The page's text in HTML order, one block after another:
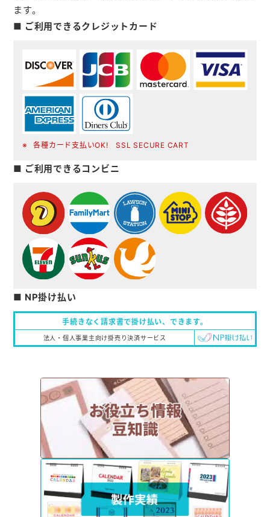
ます。
■ ご利用できるクレジットカード
各種カード支払いOK! SSL SECURE CART
■ ご利用できるコンビニ
■ NP掛け払い
手続きなく請求書で掛け払い、 できます。
法人・個人事業主向け掛売り決済サービス